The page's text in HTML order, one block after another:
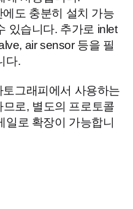
도 충분히 설치 가능
있습니다. 추가로 inlet
air sensor 등을 필
다.
그래피에서 사용하는
로, 별도의 프로토콜
일로 확장이 가능합니